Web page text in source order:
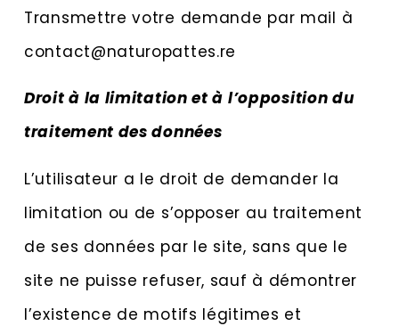
Transmettre votre demande par mail à
contact@naturopattes.re
Droit à la limitation et à l’opposition du
traitement des données
L’utilisateur a le droit de demander la
limitation ou de s’opposer au traitement
de ses données par le site, sans que le
site ne puisse refuser, sauf à démontrer
l’existence de motifs légitimes et